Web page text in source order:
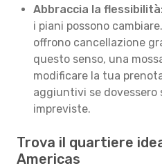
Abbraccia la flessibilità:
i piani possono
offrono cancellazione
questo senso, una
modificare la tua
aggiuntivi se dovessero
impreviste.
Trova il quartiere
Americas